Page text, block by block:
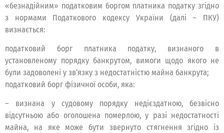
«безнадійним» податковим боргом платника податку згідно
з нормами Податкового кодексу України (далі – ПКУ)
визнається:
податковий борг платника податку, визнаного в
установленому порядку банкрутом, вимоги щодо якого не
були задоволені у зв’язку з недостатністю майна банкрута;
податковий борг фізичної особи, яка:
– визнана у судовому порядку недієздатною, безвісно
відсутньою або оголошена померлою, у разі недостатності
майна, на яке може бути звернуто стягнення згідно із